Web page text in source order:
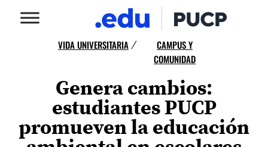
VIDA UNIVERSITARIA /
CAMPUS Y
COMUNIDAD
Genera cambios:
estudiantes PUCP
promueven la educación